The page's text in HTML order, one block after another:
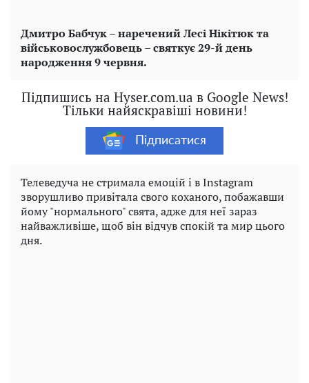
Дмитро Бабчук – наречений Лесі Нікітюк та
військовослужбовець – святкує 29-й день
народження 9 червня.
Підпишись на Hyser.com.ua в Google News!
Тільки найяскравіші новини!
Підписатися
Телеведуча не стримала емоцій і в Instagram
зворушливо привітала свого коханого, побажавши
йому "нормального" свята, адже для неї зараз
найважливіше, щоб він відчув спокій та мир цього
дня.